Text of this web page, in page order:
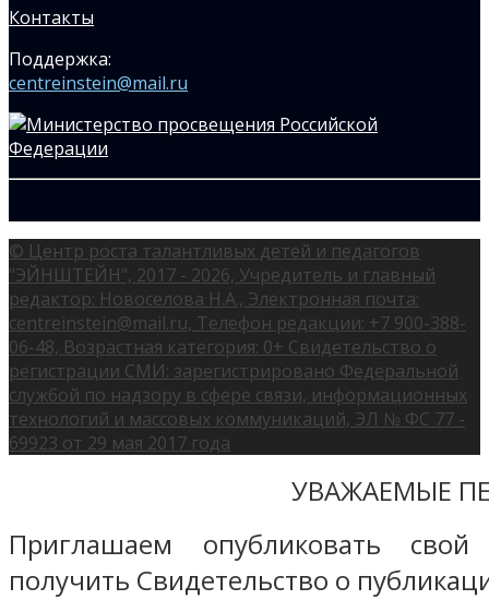
Контакты
Поддержка:
centreinstein@mail.ru
© Центр роста талантливых детей и педагогов
"ЭЙНШТЕЙН", 2017 - 2026, Учредитель и главный
редактор: Новоселова Н.А., Электронная почта:
centreinstein@mail.ru, Телефон редакции: +7 900-388-
06-48, Возрастная категория: 0+ Свидетельство о
регистрации СМИ: зарегистрировано Федеральной
службой по надзору в сфере связи, информационных
технологий и массовых коммуникаций, ЭЛ № ФС 77 -
69923 от 29 мая 2017 года
УВАЖАЕМЫЕ
Приглашаем опубликовать
получить Свидетельство о